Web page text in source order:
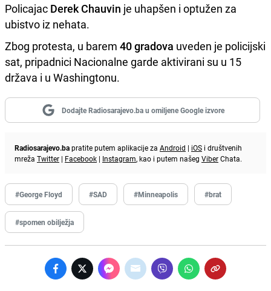
Policajac Derek Chauvin je uhapšen i optužen za
ubistvo iz nehata.
Zbog protesta, u barem 40 gradova uveden je policijski
sat, pripadnici Nacionalne garde aktivirani su u 15
država i u Washingtonu.
Dodajte Radiosarajevo.ba u omiljene Google izvore
Radiosarajevo.bapratite putem aplikacije za Android | iOS i društvenih
mreža Twitter | Facebook | Instagram, kao i putem našeg ViberChata.
#George Floyd #SAD #Minneapolis #brat
#spomen obilježja